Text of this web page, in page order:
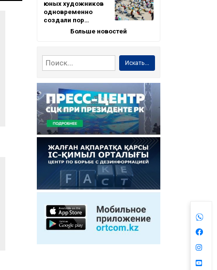
юных художников
одновременно
создали пор…
Больше новостей
Искать...